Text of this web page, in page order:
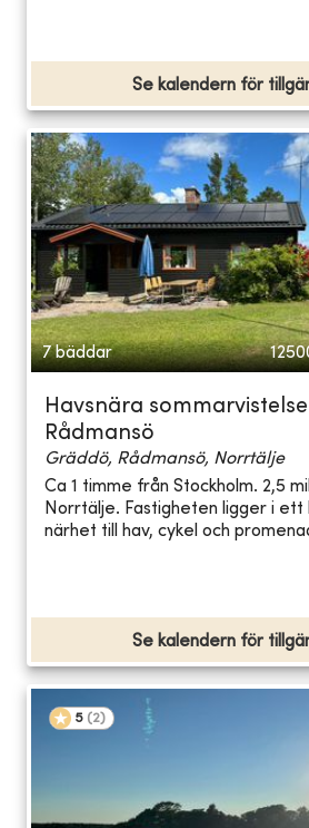
Se kalendern för
7 bäddar
Havsnära
Rådmansö
Gräddö, Rådmansö, Norrtälje
Ca 1 timme från Stockholm. 2,5
Norrtälje. Fastigheten ligger i ett
närhet till hav, cykel och
Se kalendern för
5 (2)